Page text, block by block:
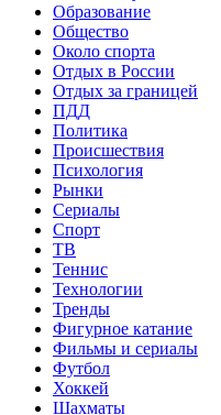
Образование
Общество
Около спорта
Отдых в России
Отдых за границей
ПДД
Политика
Происшествия
Психология
Рынки
Сериалы
Спорт
ТВ
Теннис
Технологии
Тренды
Фигурное катание
Фильмы и сериалы
Футбол
Хоккей
Шахматы